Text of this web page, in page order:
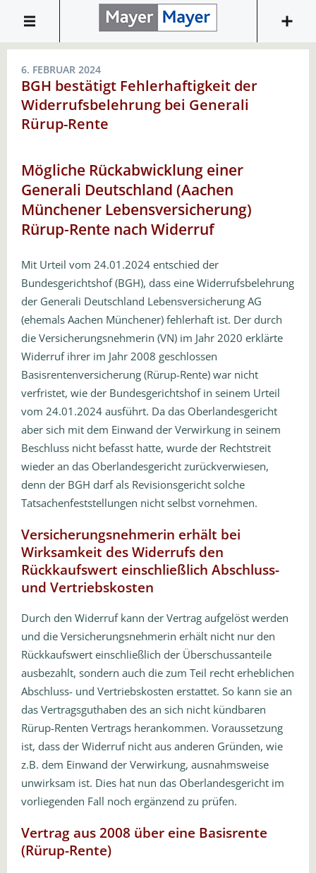
6. FEBRUAR 2024
BGH bestätigt Fehlerhaftigkeit der
Widerrufsbelehrung bei Generali
Rürup-Rente
Mögliche Rückabwicklung einer
Generali Deutschland (Aachen
Münchener Lebensversicherung)
Rürup-Rente nach Widerruf
Mit Urteil vom 24.01.2024 entschied der
Bundesgerichtshof (BGH), dass eine Widerrufsbelehrung
der Generali Deutschland Lebensversicherung AG
(ehemals Aachen Münchener) fehlerhaft ist. Der durch
die Versicherungsnehmerin (VN) im Jahr 2020 erklärte
Widerruf ihrer im Jahr 2008 geschlossen
Basisrentenversicherung (Rürup-Rente) war nicht
verfristet, wie der Bundesgerichtshof in seinem Urteil
vom 24.01.2024 ausführt. Da das Oberlandesgericht
aber sich mit dem Einwand der Verwirkung in seinem
Beschluss nicht befasst hatte, wurde der Rechtstreit
wieder an das Oberlandesgericht zurückverwiesen,
denn der BGH darf als Revisionsgericht solche
Tatsachenfeststellungen nicht selbst vornehmen.
Versicherungsnehmerin erhält bei
Wirksamkeit des Widerrufs den
Rückkaufswert einschließlich Abschluss-
und Vertriebskosten
Durch den Widerruf kann der Vertrag aufgelöst werden
und die Versicherungsnehmerin erhält nicht nur den
Rückkaufswert einschließlich der Überschussanteile
ausbezahlt, sondern auch die zum Teil recht erheblichen
Abschluss- und Vertriebskosten erstattet. So kann sie an
das Vertragsguthaben des an sich nicht kündbaren
Rürup-Renten Vertrags herankommen. Voraussetzung
ist, dass der Widerruf nicht aus anderen Gründen, wie
z.B. dem Einwand der Verwirkung, ausnahmsweise
unwirksam ist. Dies hat nun das Oberlandesgericht im
vorliegenden Fall noch ergänzend zu prüfen.
Vertrag aus 2008 über eine Basisrente
(Rürup-Rente)